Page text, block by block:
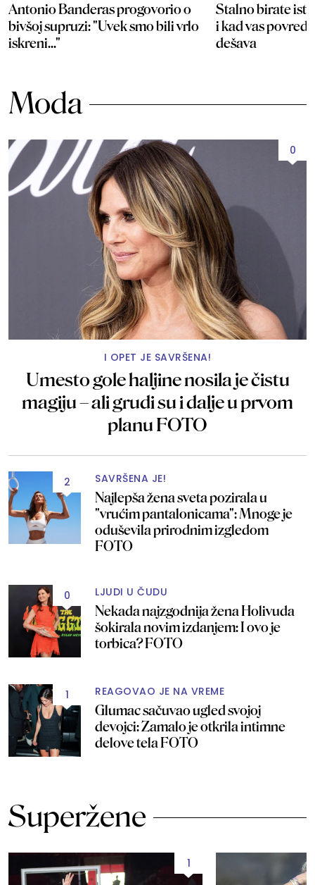
Antonio Banderas progovorio o
bivšoj supruzi: "Uvek smo bili vrlo
iskreni..."
Stalno birate isti
i kad vas
dešava
Moda
0
I OPET JE SAVRŠENA!
Umesto gole haljine nosila je čistu
magiju – ali grudi su i dalje u prvom
planu FOTO
2 SAVRŠENA JE!
Najlepša žena sveta pozirala u
"vrućim pantalonicama": Mnoge je
oduševila prirodnim izgledom
FOTO
0 LJUDI U ČUDU
Nekada najzgodnija žena Holivuda
šokirala novim izdanjem: I ovo je
torbica? FOTO
1 REAGOVAO JE NA VREME
Glumac sačuvao ugled svojoj
devojci: Zamalo je otkrila intimne
delove tela FOTO
Superžene
1